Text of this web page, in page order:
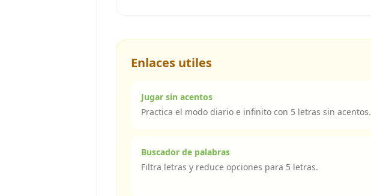
Enlaces utiles
Jugar sin acentos
Practica el modo diario e infinito con 5 letras sin acentos.
Buscador de palabras
Filtra letras y reduce opciones para 5 letras.